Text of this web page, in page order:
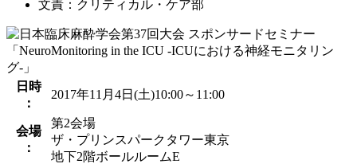
文責：クリティカル・ケア部
日時
：
2017年11月4日(土)10:00～11:00
会場
：
第2会場
ザ・プリンスパークタワー東京
地下2階ボールルームE